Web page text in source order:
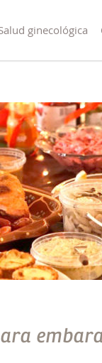
ginecológica